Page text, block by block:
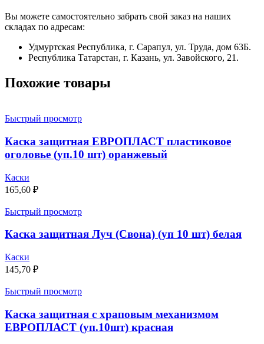
Вы можете самостоятельно забрать свой заказ на наших
складах по адресам:
Удмуртская Республика, г. Сарапул, ул. Труда, дом 63Б.
Республика Татарстан, г. Казань, ул. Завойского, 21.
Похожие товары
Быстрый просмотр
Каска защитная ЕВРОПЛАСТ пластиковое
оголовье (уп.10 шт) оранжевый
Каски
165,60 ₽
Быстрый просмотр
Каска защитная Луч (Свона) (уп 10 шт) белая
Каски
145,70 ₽
Быстрый просмотр
Каска защитная с храповым механизмом
ЕВРОПЛАСТ (уп.10шт) красная